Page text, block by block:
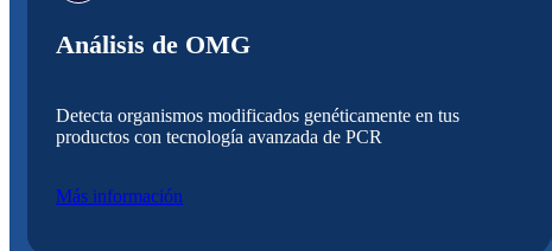
Análisis de OMG
Detecta organismos modificados genéticamente en tus
productos con tecnología avanzada de PCR
Más información